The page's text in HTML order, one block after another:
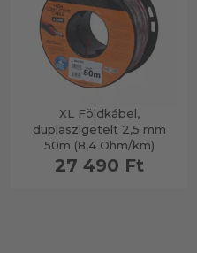
XL Földkábel,
duplaszigetelt 2,5 mm
50m (8,4 Ohm/km)
27 490 Ft